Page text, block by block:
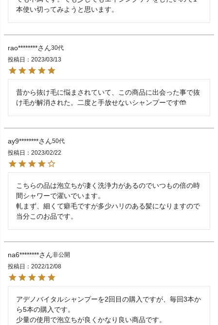
本使い切ってみようと思います。
rao********
30代
投稿日
2023/03/13
昔から抜け毛に悩まされていて、この商品に出会った事で抜
け毛が解消された。二度と手放せないシャンプーです🤲
ay9********
50代
投稿日
2023/02/22
こちらの品は泡立ちが凄く洗浄力があるのでいつもの倍の時
間シャワーで濯いでいます。
軋まず、細くて癖毛ですが多少ハリのある髪になりますので
当分このお品です。
na6********
非公開
投稿日
2022/12/08
アデノバイタルシャンプーを2回目の購入ですが、毎回3本か
ら5本の購入です。
少量の使用で泡立ちが良くかなり良い商品です。